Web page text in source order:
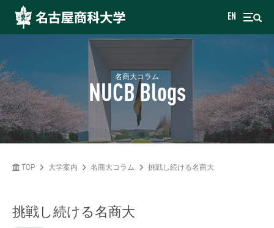
EN
名商大コラム
NUCB Blogs
TOP 大学案内 名商大コラム 挑戦し続ける名商大
挑戦し続ける名商大